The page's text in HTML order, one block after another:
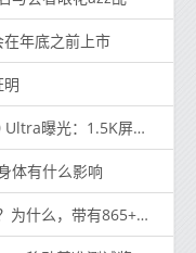
年底之前上市
光：1.5K屏下旗舰！
体有什么影响
和Pixelworks的ASUS ROG 3